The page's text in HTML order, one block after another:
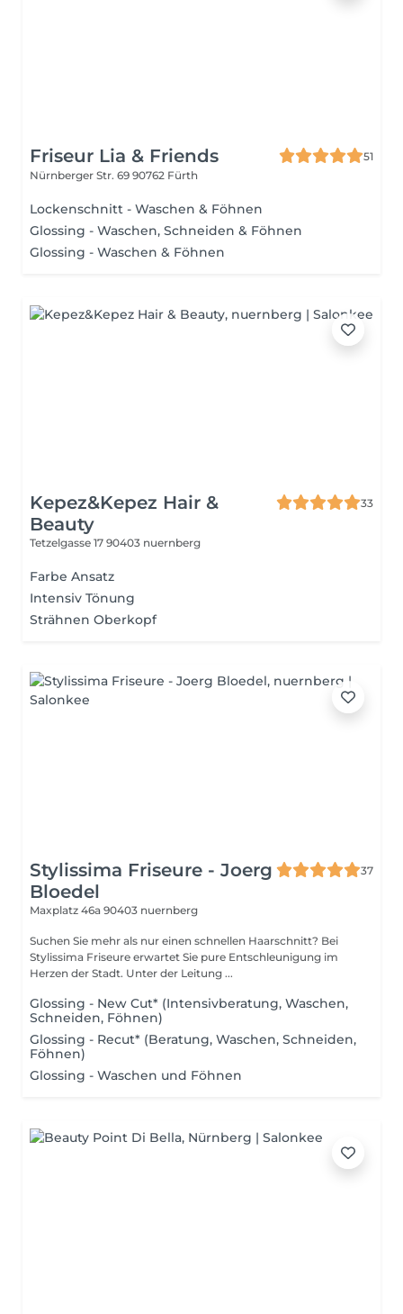
Friseur Lia & Friends
51
Nürnberger Str. 69 90762 Fürth
Lockenschnitt - Waschen & Föhnen
Glossing - Waschen, Schneiden & Föhnen
Glossing - Waschen & Föhnen
Kepez&Kepez Hair &
Beauty
33
Tetzelgasse 17 90403 nuernberg
Farbe Ansatz
Intensiv Tönung
Strähnen Oberkopf
Stylissima Friseure - Joerg
Bloedel
37
Maxplatz 46a 90403 nuernberg
Suchen Sie mehr als nur einen schnellen Haarschnitt? Bei
Stylissima Friseure erwartet Sie pure Entschleunigung im
Herzen der Stadt. Unter der Leitung ...
Glossing - New Cut* (Intensivberatung, Waschen,
Schneiden, Föhnen)
Glossing - Recut* (Beratung, Waschen, Schneiden,
Föhnen)
Glossing - Waschen und Föhnen